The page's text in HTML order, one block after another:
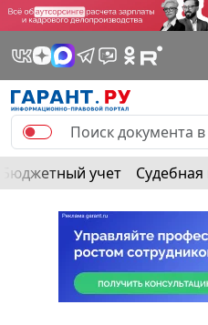
Бюджетный учет Судебная